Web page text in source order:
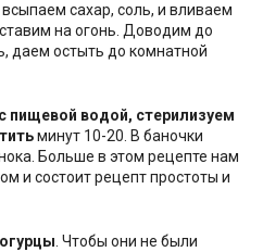
сахар, соль, и вливаем
на огонь. Доводим до
даем остыть до комнатной
пищевой водой, стерилизуем
минут 10-20. В баночки
Больше в этом рецепте нам
и состоит рецепт простоты и
. Чтобы они не были